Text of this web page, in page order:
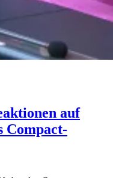
auf
Compact-